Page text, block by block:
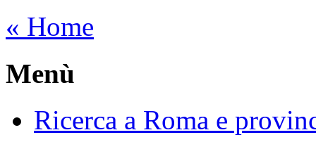
« Home
Menù
Ricerca a Roma e